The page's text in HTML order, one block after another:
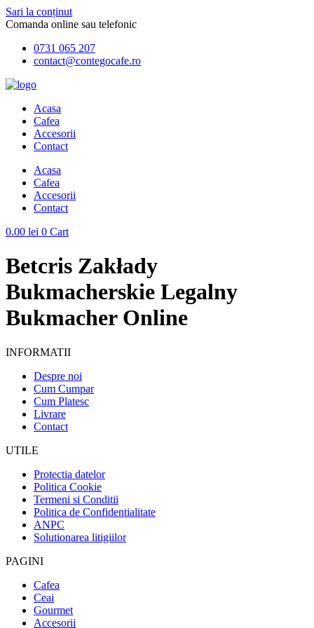
Sari la conținut
Comanda online sau telefonic
0731 065 207
contact@contegocafe.ro
Acasa
Cafea
Accesorii
Contact
Acasa
Cafea
Accesorii
Contact
0.00 lei 0 Cart
Betcris Zakłady
Bukmacherskie Legalny
Bukmacher Online
INFORMATII
Despre noi
Cum Cumpar
Cum Platesc
Livrare
Contact
UTILE
Protectia datelor
Politica Cookie
Termeni si Conditii
Politica de Confidentialitate
ANPC
Solutionarea litigiilor
PAGINI
Cafea
Ceai
Gourmet
Accesorii